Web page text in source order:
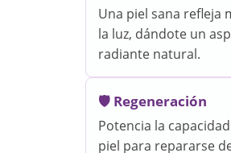
Una piel sana refleja
la luz, dándote un
radiante natural.
🛡️ Regeneración
Potencia la
piel para repararse